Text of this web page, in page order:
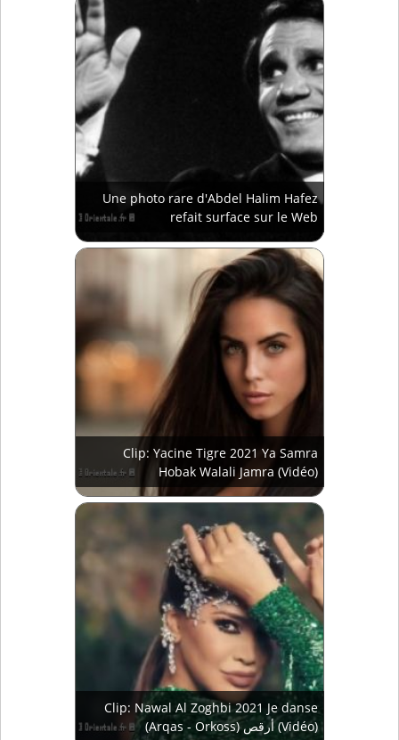
Une photo rare d'Abdel Halim Hafez
refait surface sur le Web
Clip: Yacine Tigre 2021 Ya Samra
Hobak Walali Jamra (Vidéo)
Clip: Nawal Al Zoghbi 2021 Je danse
(Arqas - Orkoss) أرقص (Vidéo)